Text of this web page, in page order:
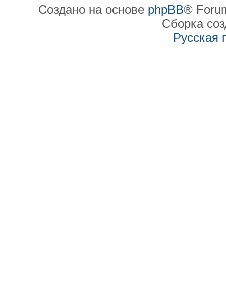
Создано на основе phpBB®
Сборка
Русская